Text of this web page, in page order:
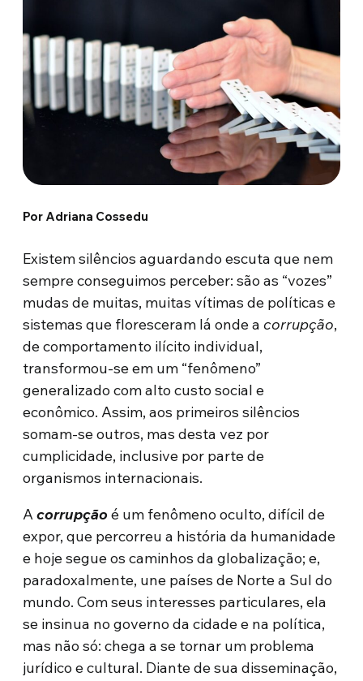
Por Adriana Cossedu
Existem silêncios aguardando escuta que nem
sempre conseguimos perceber: são as “vozes”
mudas de muitas, muitas vítimas de políticas e
sistemas que floresceram lá onde acorrupção,
de comportamento ilícito individual,
transformou-se em um “fenômeno”
generalizado com alto custo social e
econômico. Assim, aos primeiros silêncios
somam-se outros, mas desta vez por
cumplicidade, inclusive por parte de
organismos internacionais.
Acorrupção é um fenômeno oculto, difícil de
expor, que percorreu a história da humanidade
e hoje segue os caminhos da globalização; e,
paradoxalmente, une países de Norte a Sul do
mundo. Com seus interesses particulares, ela
se insinua no governo da cidade e na política,
mas não só: chega a se tornar um problema
jurídico e cultural. Diante de sua disseminação,